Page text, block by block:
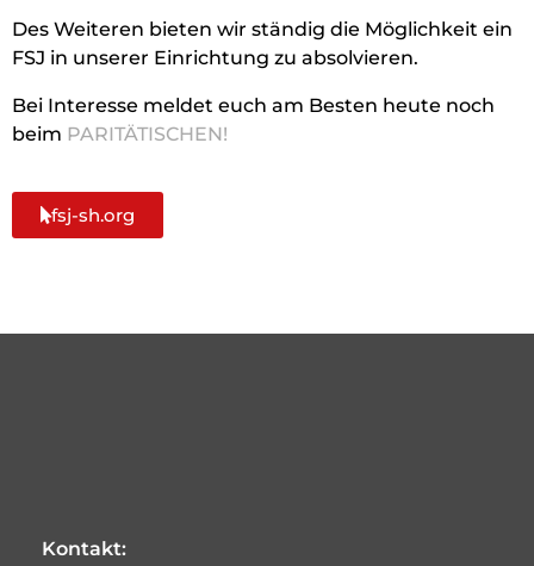
Des Weiteren bieten wir ständig die Möglichkeit ein
FSJ in unserer Einrichtung zu absolvieren.
Bei Interesse meldet euch am Besten heute noch
beim PARITÄTISCHEN!
fsj-sh.org
Kontakt: